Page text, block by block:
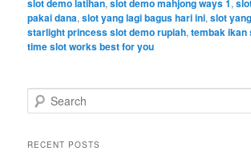
slot demo latihan,slot demo mahjong ways 1 ,
pakai dana,slot yang lagi bagus hari ini,slot
starlight princess slot demo rupiah,tembak ikan
time slot works best for you
e
rRECENT POSTS